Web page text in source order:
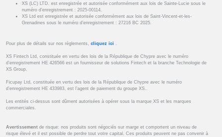
XS (LC) LTD. est enregistrée et autorisée conformément aux lois de Sainte-Lucie sous le
numéro d’enregistrement : 2025-00114.
XS Ltd est enregistrée et autorisée conformément aux lois de Saint-Vincent-et-les-
Grenadines sous le numéro d’enregistrement : 27216 BC 2025.
Pour plus de détails sur nos règlements, cliquez ici
XS Fintech Ltd, constituée en vertu des lois de la République de Chypre avec le numéro
d’enregistrement HE 426566 est un fournisseur de solutions Fintech et la branche Technologie de
XS Group.
Ficupay Ltd, constituée en vertu des lois de la République de Chypre avec le numéro
d’enregistrement HE 433983, est l’agent de paiement du groupe XS..
Les entités ci-dessus sont dûment autorisées à opérer sous la marque XS et les marques
commerciales.
Avertissement de risque: nos produits sont négociés sur marge et comportent un niveau de
risque élevé et il est possible de perdre tout votre capital. Ces produits peuvent ne pas convenir à